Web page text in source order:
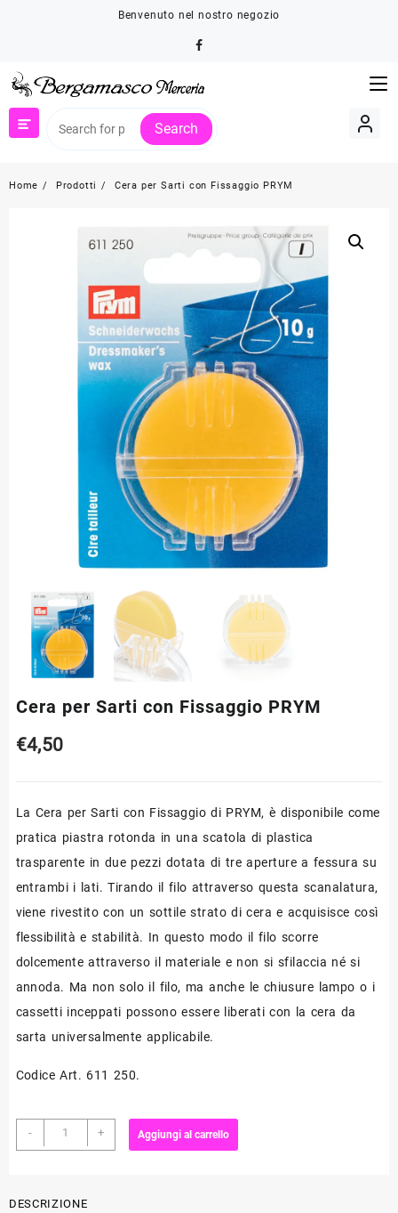
Benvenuto nel nostro negozio
Search
Home Prodotti Cera per Sarti con Fissaggio PRYM
Cera per Sarti con Fissaggio PRYM
€4,50
La Cera per Sarti con Fissaggio di PRYM, è disponibile come
pratica piastra rotonda in una scatola di plastica
trasparente in due pezzi dotata di tre aperture a fessura su
entrambi i lati. Tirando il filo attraverso questa scanalatura,
viene rivestito con un sottile strato di cera e acquisisce così
flessibilità e stabilità. In questo modo il filo scorre
dolcemente attraverso il materiale e non si sfilaccia né si
annoda. Ma non solo il filo, ma anche le chiusure lampo o i
cassetti inceppati possono essere liberati con la cera da
sarta universalmente applicabile.
Codice Art. 611 250.
-
Cera
per
Fissaggio
+ Aggiungi al carrello
DESCRIZIONE